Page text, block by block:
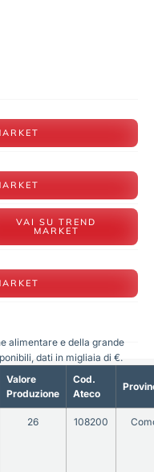
VAI SU TREND
MARKET
Valore
Produzione
Cod.
Ateco
26 108200
alimentare e della grande
dati in migliaia di €.